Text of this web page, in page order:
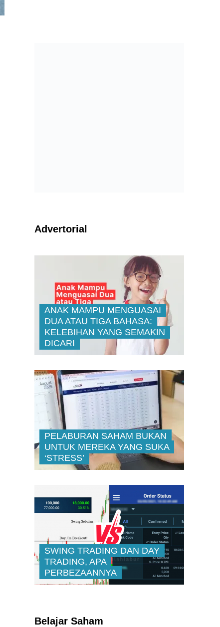
Advertorial
ANAK MAMPU MENGUASAI
DUA ATAU TIGA BAHASA:
KELEBIHAN YANG SEMAKIN
DICARI
PELABURAN SAHAM BUKAN
UNTUK MEREKA YANG SUKA
‘STRESS’
SWING TRADING DAN DAY
TRADING, APA
PERBEZAANNYA
Belajar Saham